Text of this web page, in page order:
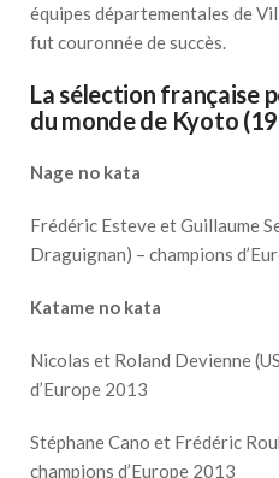
équipes départementales de
futcouronnée de succès.
La sélection française
du monde de Kyoto
Nage no kata
Frédéric Esteve et Guillaume
Draguignan) – champions
Katame no kata
Nicolas et Roland Devienne
d’Europe 2013
Stéphane Cano et Frédéric
champions d’Europe 2013